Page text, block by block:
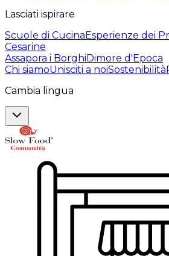
Lasciati ispirare
Scuole di CucinaEsperienze dei
Cesarine
Assapora i BorghiDimore d'Epoca
Chi siamoUnisciti a noiSostenibilità
Cambia lingua